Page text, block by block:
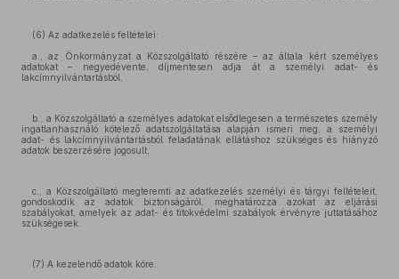
(6) Az adatkezelés feltételei:
a., az Önkormányzat a Közszolgáltató részére – az általa kért személyes
adatokat – negyedévente, díjmentesen adja át a személyi adat- és
lakcímnyilvántartásból,
b., a Közszolgáltató a személyes adatokat elsődlegesen a természetes személy
ingatlanhasználó kötelező adatszolgáltatása alapján ismeri meg, a személyi
adat- és lakcímnyilvántartásból feladatának ellátáshoz szükséges és hiányzó
adatok beszerzésére jogosult,
c., a Közszolgáltató megteremti az adatkezelés személyi és tárgyi feltételeit,
gondoskodik az adatok biztonságáról, meghatározza azokat az eljárási
szabályokat, amelyek az adat- és titokvédelmi szabályok érvényre juttatásához
szükségesek.
(7) A kezelendő adatok köre: